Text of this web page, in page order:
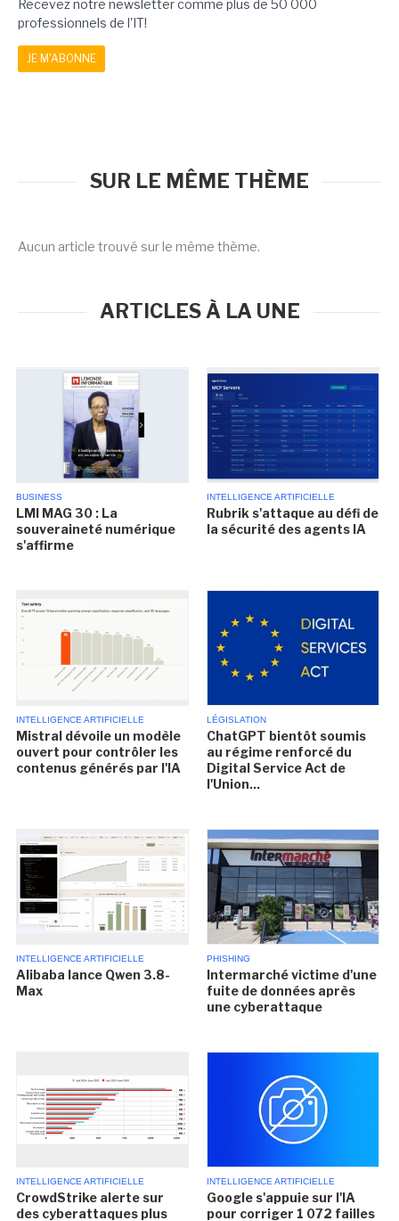
Recevez notre newsletter comme plus de 50 000
professionnels de l'IT!
JE M'ABONNE
SUR LE MÊME THÈME
Aucun article trouvé sur le même thème.
ARTICLES À LA UNE
BUSINESS
LMI MAG 30 : La
souveraineté numérique
s'affirme
INTELLIGENCE ARTIFICIELLE
Rubrik s'attaque au défi de
la sécurité des agents IA
INTELLIGENCE ARTIFICIELLE
Mistral dévoile un modèle
ouvert pour contrôler les
contenus générés par l'IA
LÉGISLATION
ChatGPT bientôt soumis
au régime renforcé du
Digital Service Act de
l'Union...
INTELLIGENCE ARTIFICIELLE
Alibaba lance Qwen 3.8-
Max
PHISHING
Intermarché victime d'une
fuite de données après
une cyberattaque
INTELLIGENCE ARTIFICIELLE
CrowdStrike alerte sur
des cyberattaques plus
INTELLIGENCE ARTIFICIELLE
Google s'appuie sur l'IA
pour corriger 1 072 failles